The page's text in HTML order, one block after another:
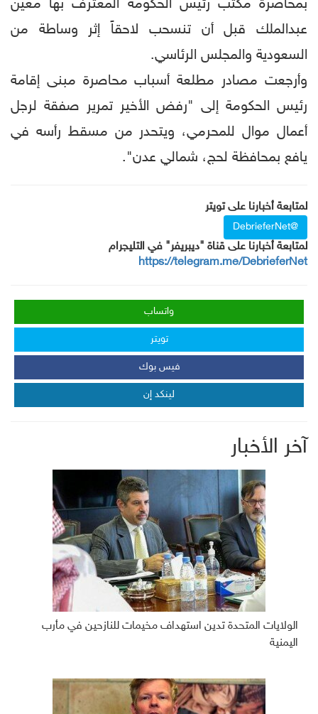
بمحاصرة مكتب رئيس الحكومة المعترف بها معين
عبدالملك قبل أن تنسحب لاحقاً إثر وساطة من
السعودية والمجلس الرئاسي.
وأرجعت مصادر مطلعة أسباب محاصرة مبنى إقامة
رئيس الحكومة إلى "رفض الأخير تمرير صفقة لرجل
أعمال موال للمحرمي، ويتحدر من مسقط رأسه في
يافع بمحافظة لحج، شمالي عدن".
لمتابعة أخبارنا على تويتر
@DebrieferNet
لمتابعة أخبارنا على قناة "ديبريفر" في التليجرام
https://telegram.me/DebrieferNet
واتساب
تويتر
فيس بوك
لينكد إن
آخر الأخبار
الولايات المتحدة تدين استهداف مخيمات للنازحين في مأرب
اليمنية